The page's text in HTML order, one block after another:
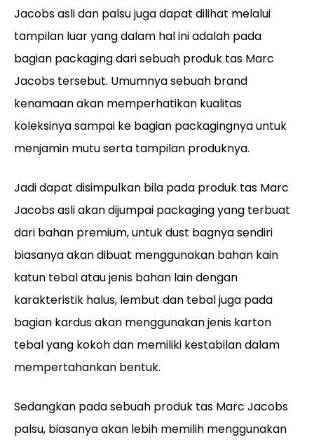
Jacobs asli dan palsu juga dapat dilihat melalui
tampilan luar yang dalam hal ini adalah pada
bagian packaging dari sebuah produk tas Marc
Jacobs tersebut. Umumnya sebuah brand
kenamaan akan memperhatikan kualitas
koleksinya sampai ke bagian packagingnya untuk
menjamin mutu serta tampilan produknya.
Jadi dapat disimpulkan bila pada produk tas Marc
Jacobs asli akan dijumpai packaging yang terbuat
dari bahan premium, untuk dust bagnya sendiri
biasanya akan dibuat menggunakan bahan kain
katun tebal atau jenis bahan lain dengan
karakteristik halus, lembut dan tebal juga pada
bagian kardus akan menggunakan jenis karton
tebal yang kokoh dan memiliki kestabilan dalam
mempertahankan bentuk.
Sedangkan pada sebuah produk tas Marc Jacobs
palsu, biasanya akan lebih memilih menggunakan